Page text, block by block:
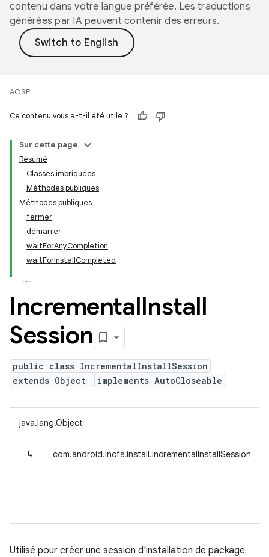
contenu dans votre langue préférée. Les traductions
générées par IA peuvent contenir des erreurs.
AOSP
Ce contenu vous a-t-il été utile ?
Sur cette page
Résumé
Classes imbriquées
Méthodes publiques
Méthodes publiques
fermer
démarrer
waitForAnyCompletion
waitForInstallCompleted
IncrementalInstall
Session
public class IncrementalInstallSession
extends Object
implements AutoCloseable
java.lang.Object
↳ com.android.incfs.install.IncrementalInstallSession
Utilisé pour créer une session d'installation de package